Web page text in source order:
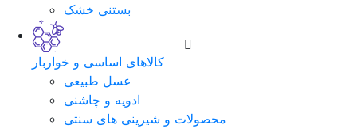
بستنی خشک
کالاهای اساسی و خواربار
عسل طبیعی
ادویه و چاشنی
محصولات و شیرینی های سنتی